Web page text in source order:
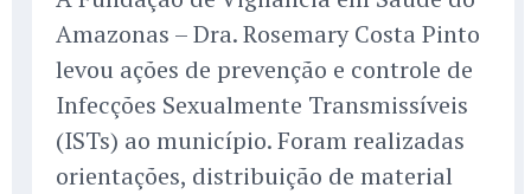
Amazonas – Dra. Rosemary Costa Pinto
levou ações de prevenção e controle de
Infecções Sexualmente Transmissíveis
(ISTs) ao município. Foram realizadas
orientações, distribuição de material